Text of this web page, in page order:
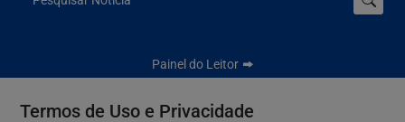
Pesquisar Notícia
Painel do Leitor
Termos de Uso e Privacidade